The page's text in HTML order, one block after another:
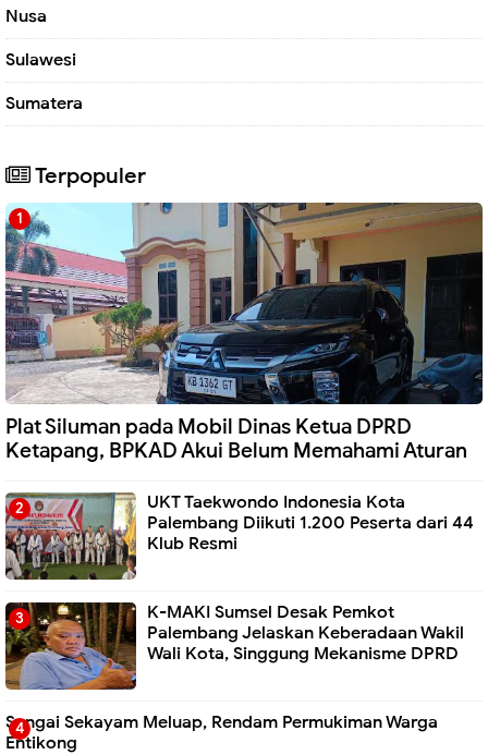
Nusa
Sulawesi
Sumatera
Terpopuler
Plat Siluman pada Mobil Dinas Ketua DPRD
Ketapang, BPKAD Akui Belum Memahami Aturan
UKT Taekwondo Indonesia Kota
Palembang Diikuti 1.200 Peserta dari 44
Klub Resmi
K-MAKI Sumsel Desak Pemkot
Palembang Jelaskan Keberadaan Wakil
Wali Kota, Singgung Mekanisme DPRD
Sungai Sekayam Meluap, Rendam Permukiman Warga
Entikong